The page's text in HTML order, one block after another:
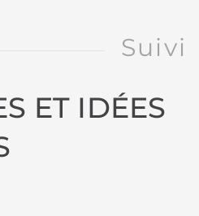
Suivi
ET IDÉES